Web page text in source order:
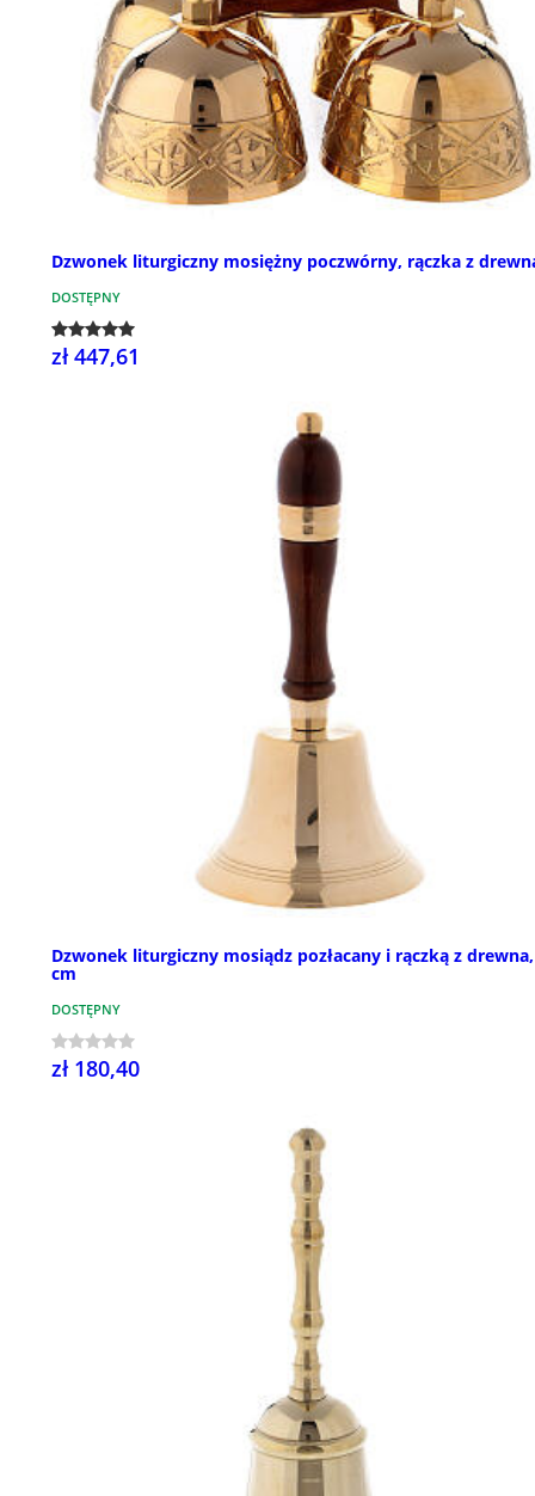
Dzwonek liturgiczny mosiężny poczwórny, rączka z
DOSTĘPNY
zł 447,61
Dzwonek liturgiczny mosiądz pozłacany i rączką z
cm
DOSTĘPNY
zł 180,40